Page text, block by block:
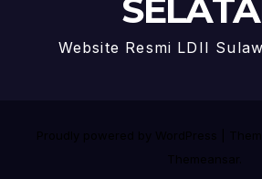
Website Resmi LDII
Proudly powered by WordPress
Themeansar